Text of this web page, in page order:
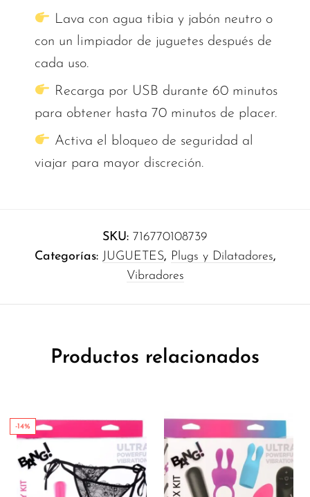
Lava con agua tibia y jabón neutro o
con un limpiador de juguetes después de
cada uso.
Recarga por USB durante 60 minutos
para obtener hasta 70 minutos de placer.
Activa el bloqueo de seguridad al
viajar para mayor discreción.
SKU: 716770108739
Categorías: JUGUETES, Plugs y Dilatadores,
Vibradores
Productos relacionados
-14%